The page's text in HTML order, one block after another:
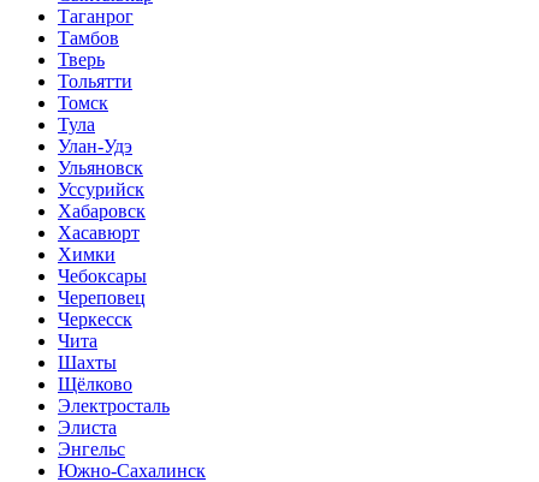
Таганрог
Тамбов
Тверь
Тольятти
Томск
Тула
Улан-Удэ
Ульяновск
Уссурийск
Хабаровск
Хасавюрт
Химки
Чебоксары
Череповец
Черкесск
Чита
Шахты
Щёлково
Электросталь
Элиста
Энгельс
Южно-Сахалинск